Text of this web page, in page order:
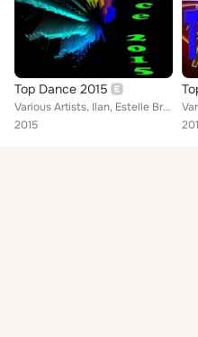
Top Dance 2015
Various Artists, Ilan, Estelle Brand, Carl Downing, Edward Lekson, Hunter, Brandon Stan, Neil York, Juanito B, Jack Houston, Jac...
2015